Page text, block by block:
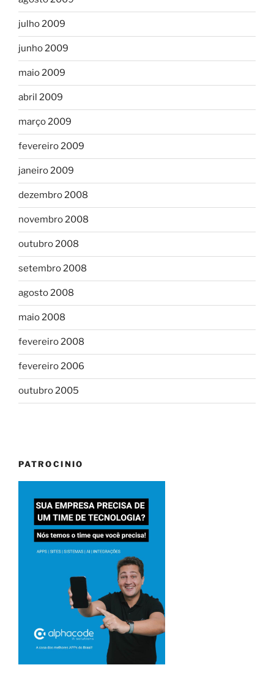
julho 2009
junho 2009
maio 2009
abril 2009
março 2009
fevereiro 2009
janeiro 2009
dezembro 2008
novembro 2008
outubro 2008
setembro 2008
agosto 2008
maio 2008
fevereiro 2008
fevereiro 2006
outubro 2005
PATROCINIO